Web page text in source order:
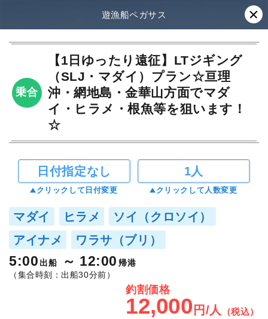
遊漁船ペガサス
乗合
【1日ゆったり遠征】LTジギング
（SLJ・マダイ）プラン☆亘理
沖・網地島・金華山方面でマダ
イ・ヒラメ・根魚等を狙います！
☆
日付指定なし
クリックして日付変更
1人
クリックして人数変更
マダイ ヒラメ
ソイ（クロソイ）
アイナメ
ワラサ（ブリ）
5:00 出船 12:00 帰港
（集合時刻：出船30分前）
釣割価格
12,000 円/人 （税込）